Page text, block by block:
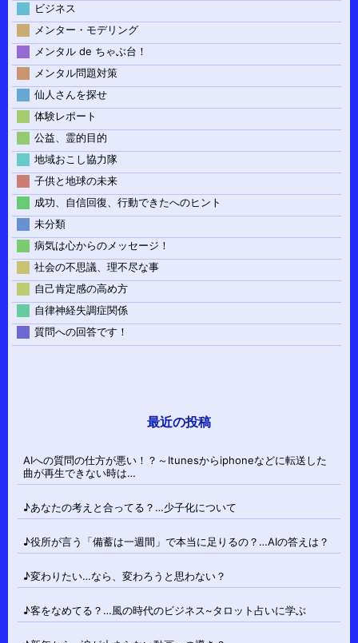
ビジネス
メンター・モデリング
メンタル de ちゃぶ台！
メンタル問題対策
仙人さんを探せ
体験レポート
公益、霊的目的
地域おこし協力隊
子供と地球の未来
成功、自信回復、行動できたへのヒント
未分類
病気は心からのメッセージ！
社会の不思議、理不尽な事
自己肯定感の高め方
自律神経失調症関係
質問への回答です！
最近の投稿
AIへの質問の仕方が悪い！？～Itunesからiphoneなどに転送した
曲が再生できない時は…
♪あなたの考えと合ってる？…少子化について
♪役所が言う「備蓄は一週間」で本当に足りるの？…AIの答えは？
♪変わりたい…なら、変わろうと思わない？
♪客をなめてる？…風の時代のビジネス~タロット占いに学ぶ